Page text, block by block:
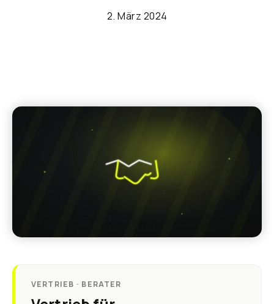
2. März 2024
VERTRIEB · BERATER